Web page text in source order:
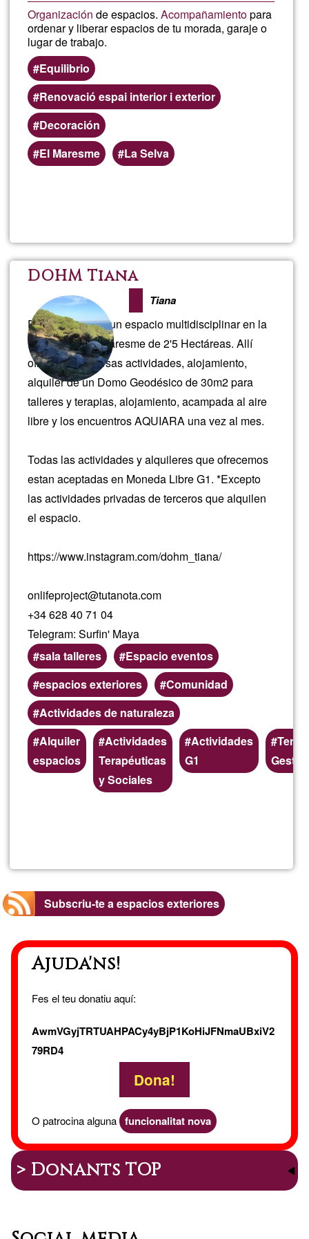
Organización de espacios.Acompañamientopara
ordenar y liberar espacios de tu morada, garaje o
lugar de trabajo.
Equilibrio
Renovació espai interior i exterior
Decoración
El Maresme
La Selva
DOHM Tiana
Tiana
DOHM Tiana es un espacio multidisciplinar en la
naturaleza del Maresme de 2'5 Hectáreas. Allí
ofrecemos diversas actividades, alojamiento,
alquiler de un Domo Geodésico de 30m2 para
talleres y terapias, alojamiento, acampada al aire
libre y los encuentros AQUIARA una vez al mes.
Todas las actividades y alquileres que ofrecemos
estan aceptadas en Moneda Libre G1. *Excepto
las actividades privadas de terceros que alquilen
el espacio.
https://www.instagram.com/dohm_tiana/
onlifeproject@tutanota.com
+34 628 40 71 04
Telegram: Surfin' Maya
sala talleres
Espacio eventos
espacios exteriores
Comunidad
Actividades de naturaleza
Zones
(geogràfiques)
preferents
Alquiler
espacios
Actividades
Terapéuticas
y Sociales
Actividades
G1
Gestalt
Subscriu-te a espacios exteriores
Ajuda'ns!
Fes el teu donatiu aquí:
AwmVGyjTRTUAHPACy4yBjP1KoHiJFNmaUBxiV2
79RD4
Dona!
O patrocina alguna funcionalitat nova
> Donants TOP